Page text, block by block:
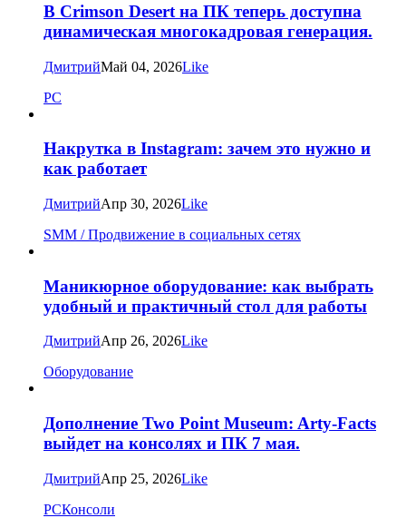
В Crimson Desert на ПК теперь доступна
динамическая многокадровая генерация.
ДмитрийМай 04, 2026Like
PC
Накрутка в Instagram: зачем это нужно и
как работает
ДмитрийАпр 30, 2026Like
SMM / Продвижение в социальных сетях
Маникюрное оборудование: как выбрать
удобный и практичный стол для работы
ДмитрийАпр 26, 2026Like
Оборудование
Дополнение Two Point Museum: Arty-Facts
выйдет на консолях и ПК 7 мая.
ДмитрийАпр 25, 2026Like
PCКонсоли